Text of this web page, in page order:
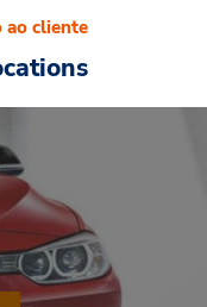
ao cliente